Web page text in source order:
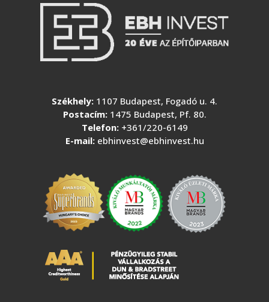
Székhely: 1107 Budapest, Fogadó u. 4.
Postacím:1475 Budapest, Pf. 80.
Telefon: +361/220-6149
E-mail: ebhinvest@ebhinvest.hu